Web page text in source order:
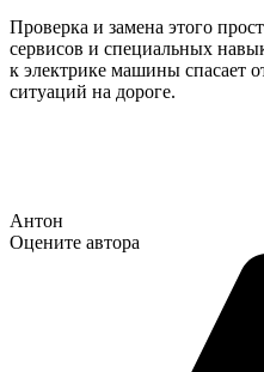
Проверка и замена этого
сервисов и специальных
к электрике машины спасает
ситуаций на дороге.
Антон
Оцените автора